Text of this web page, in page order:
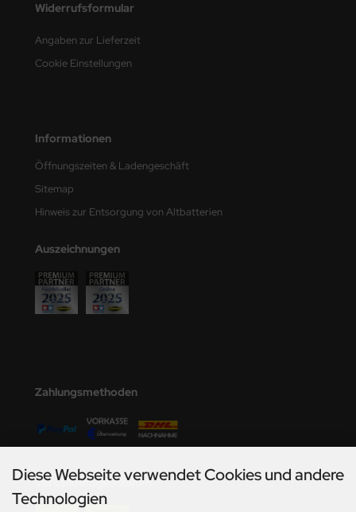
Widerrufsformular
Angaben zur Lieferzeit
Cookie Einstellungen
Informationen
Öffnungszeiten & Ladengeschäft
Sitemap
Hinweis zur Entsorgung von Altbatterien
Auszeichnungen
Zahlungsmethoden
Versandmöglichkeiten
Diese Webseite verwendet Cookies und andere
Technologien